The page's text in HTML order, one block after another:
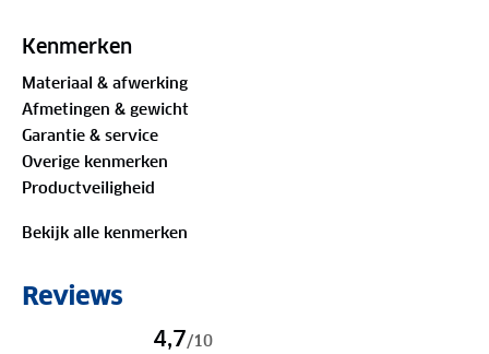
Specificaties:
- Dragers zijn gemaakt van staal
- Voorzien van zwart kunststof ommanteling
- Afsluitbaar middels Premium slot
- Volgens DIN 75302 en ISO 11154 norm
- TÜV-GS goedgekeurd
- Snelle en eenvoudige montage
Kenmerken
Materiaal & afwerking
Afmetingen & gewicht
Garantie & service
Overige kenmerken
Productveiligheid
Bekijk alle kenmerken
Reviews
4,7/10